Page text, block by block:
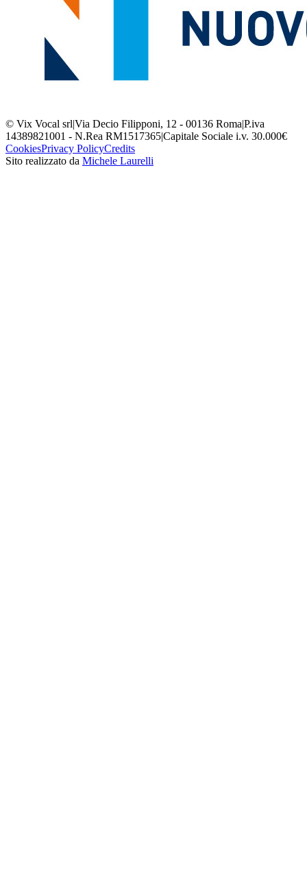
© Vix Vocal srl|Via Decio Filipponi, 12 - 00136 Roma|P.iva
14389821001 - N.Rea RM1517365|Capitale Sociale i.v. 30.000€
CookiesPrivacy PolicyCredits
Sito realizzato da Michele Laurelli